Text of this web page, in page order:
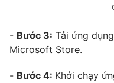
thuận bằng văn bản. Ghi
thông tin từ website này.
- Bước 3: Tải ứng dụng
Microsoft Store.
- Bước 4: Khởi chạy